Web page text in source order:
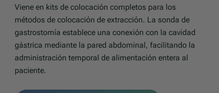
Viene en kits de colocación completos para los
métodos de colocación de extracción. La sonda de
gastrostomía establece una conexión con la cavidad
gástrica mediante la pared abdominal, facilitando la
administración temporal de alimentación entera al
paciente.